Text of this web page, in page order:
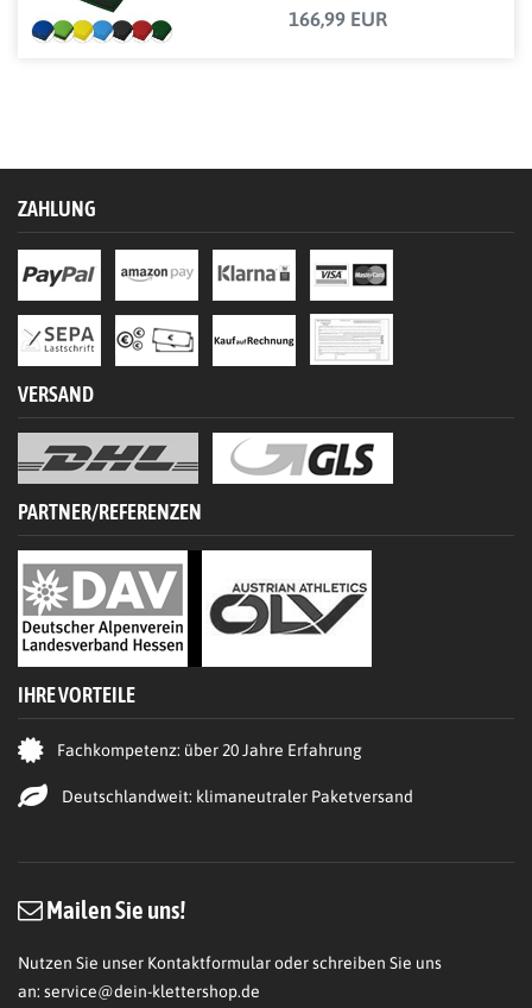
166,99 EUR
ZAHLUNG
VERSAND
PARTNER/REFERENZEN
IHRE VORTEILE
Fachkompetenz: über 20 Jahre Erfahrung
Deutschlandweit: klimaneutraler Paketversand
Mailen Sie uns!
Nutzen Sie unser Kontaktformular oder schreiben Sie uns
an: service@dein-klettershop.de